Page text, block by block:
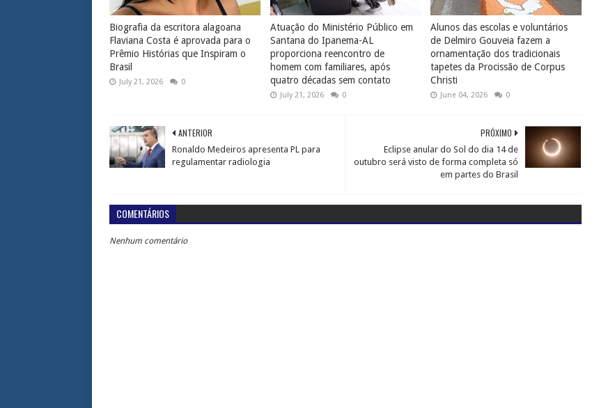
Biografia da escritora alagoana
Flaviana Costa é aprovada para o
Prêmio Histórias que Inspiram o
Brasil
July 21, 2026 0
Atuação do Ministério Público em
Santana do Ipanema-AL
proporciona reencontro de
homem com familiares, após
quatro décadas sem contato
July 21, 2026 0
Alunos das escolas e voluntários
de Delmiro Gouveia fazem a
ornamentação dos tradicionais
tapetes da Procissão de Corpus
Christi
June 04, 2026 0
PRÓXIMO
Eclipse anular do Sol do dia 14 de
outubro será visto de forma completa só
em partes do Brasil
ANTERIOR
Ronaldo Medeiros apresenta PL para
regulamentar radiologia
COMENTÁRIOS
Nenhum comentário